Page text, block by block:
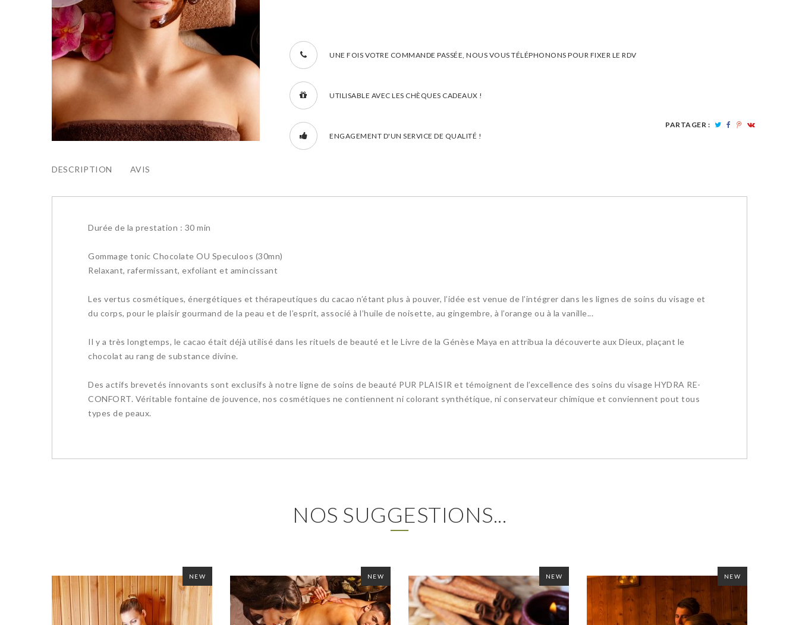
PARTAGER :
UNE FOIS VOTRE COMMANDE PASSÉE, NOUS VOUS TÉLÉPHONONS POUR FIXER LE RDV
UTILISABLE AVEC LES CHÈQUES CADEAUX !
ENGAGEMENT D'UN SERVICE DE QUALITÉ !
DESCRIPTION AVIS
Durée de la prestation : 30 min
Gommage tonic Chocolate OU Speculoos (30mn)
Relaxant, rafermissant, exfoliant et amincissant
Les vertus cosmétiques, énergétiques et thérapeutiques du cacao n’étant plus à pouver, l’idée est venue de l’intégrer dans les lignes de soins du visage et
du corps, pour le plaisir gourmand de la peau et de l’esprit, associé à l’huile de noisette, au gingembre, à l’orange ou à la vanille...
Il y a très longtemps, le cacao était déjà utilisé dans les rituels de beauté et le Livre de la Génèse Maya en attribua la découverte aux Dieux, plaçant le
chocolat au rang de substance divine.
Des actifs brevetés innovants sont exclusifs à notre ligne de soins de beauté PUR PLAISIR et témoignent de l’excellence des soins du visage HYDRA RE-
CONFORT. Véritable fontaine de jouvence, nos cosmétiques ne contiennent ni colorant synthétique, ni conservateur chimique et conviennent pout tous
types de peaux.
NOS SUGGESTIONS...
NEW NEW NEW NEW